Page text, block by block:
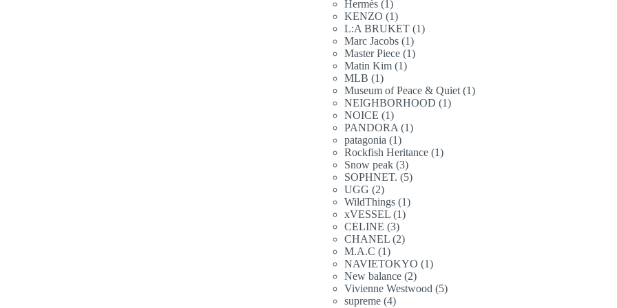
品
產
品
產
品
Hermès 11
個
產
品
KENZO 11
個
產
品
L:A BRUKET 11
Marc Jacobs 11
個
品
Master Piece 11
品
Matin Kim 11
產
MLB 11
個
產
品
Museum of Peace & Quiet 11
NEIGHBORHOOD 11
NOICE 11
個
產
品
PANDORA 11
產
品
patagonia 11
個
產
Rockfish Heritance 11
Snow peak 33
個
產
品
SOPHNET. 55
產
UGG 22
個
產
品
WildThings 11
xVESSEL 11
產
品
CELINE 33
個
產
品
CHANEL 22
產
品
M.A.C 11
個
產
品
NAVIETOKYO 11
產
New balance 22
個
Vivienne Westwood 55
supreme 44